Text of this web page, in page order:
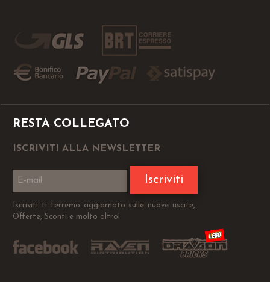
RESTA COLLEGATO
ISCRIVITI ALLA NEWSLETTER
Iscriviti
Iscriviti ti terremo aggiornato sulle nuove uscite,
Offerte, Sconti e molto altro!